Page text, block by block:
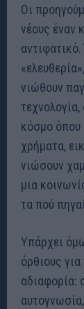
Οι
νέους έναν
νιώθουν
κόσμο όπου
χρήματα,
νιώσουν
μια
τα πού
Υπάρχει
όρθιους
αδιαφορία: